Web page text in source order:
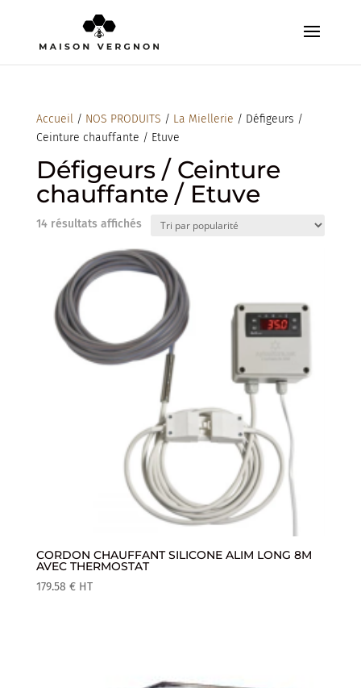
Accueil/ NOS PRODUITS / La Miellerie / Défigeurs /
Ceinture chauffante / Etuve
Défigeurs / Ceinture
chauffante / Etuve
14 résultats affichésTrié
popularité
CORDON CHAUFFANT SILICONE ALIM LONG 8M
AVEC THERMOSTAT
179.58 € HT